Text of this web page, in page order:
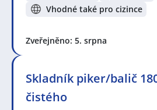
Vhodné také pro cizince
Zveřejněno: 5. srpna
Skladník piker/balič
čistého